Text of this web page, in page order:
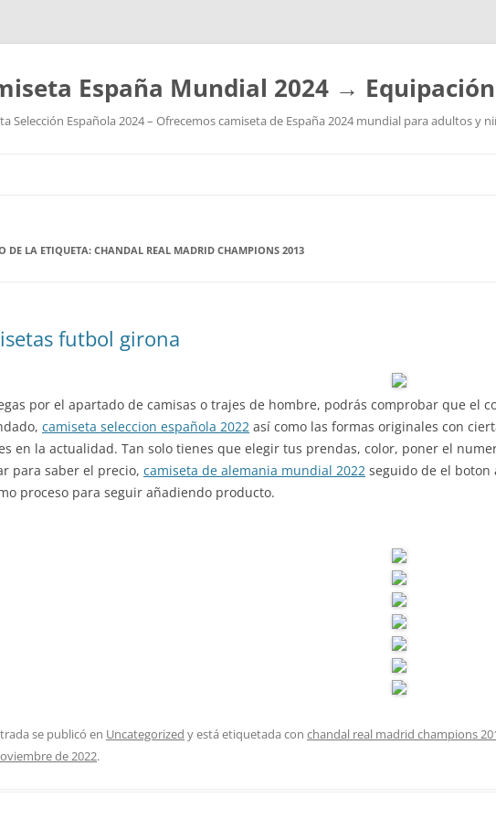
España Mundial 2024 →
Selección Española 2024 – Ofrecemos camiseta de España 2024 mundial para adultos y
DE LA ETIQUETA: CHANDAL REAL MADRID CHAMPIONS 2013
futbol girona
por el apartado de camisas o trajes de hombre, podrás comprobar que el
camiseta seleccion española 2022 así como las formas originales con
en la actualidad. Tan solo tienes que elegir tus prendas, color, poner el
para saber el precio, camiseta de alemania mundial 2022 seguido de el boton
proceso para seguir añadiendo producto.
se publicó en Uncategorized y está etiquetada con chandal real madrid champions
de 2022.